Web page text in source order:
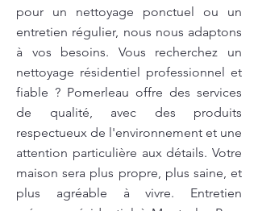
pour un nettoyage ponctuel ou un
entretien régulier, nous nous adaptons
à vos besoins. Vous recherchez un
nettoyage résidentiel professionnel et
fiable ? Pomerleau offre des services
de qualité, avec des produits
respectueux de l'environnement et une
attention particulière aux détails. Votre
maison sera plus propre, plus saine, et
plus agréable à vivre. Entretien